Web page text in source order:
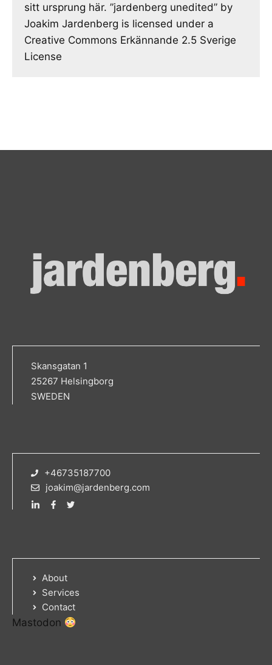
sitt ursprung här. ”jardenberg unedited” by
Joakim Jardenberg is licensed under a
Creative Commons Erkännande 2.5 Sverige
License
Skansgatan 1
25267 Helsingborg
SWEDEN
+46735187700
joakim@jardenberg.com
About
Services
Contact
Mastodon